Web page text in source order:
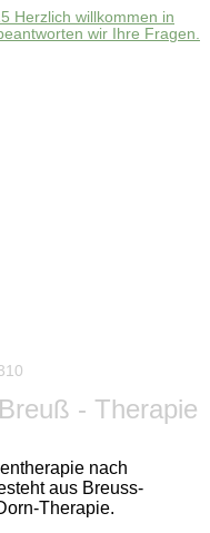
- Therapie
nach
aus Breuss-
Therapie.